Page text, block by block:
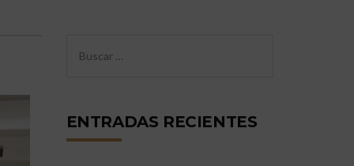
ENTRADAS RECIENTES